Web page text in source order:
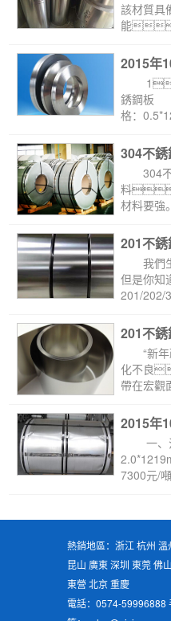
該材質
能
2015年
1、
銹鋼板
格：
304不
少
304不
料
材料要強
201不
我們生
但是你知
201/202/
201不
“新年
化不良
帶在宏觀
2015年
一、
7300元/
熱銷地區：浙江 杭州
昆山 廣東 深圳 東莞 佛
東營 北京 重慶
電話：0574-59996888